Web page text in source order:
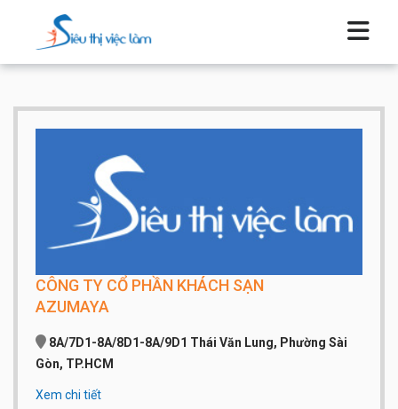
CÔNG TY CỔ PHẦN KHÁCH SẠN
AZUMAYA
8A/7D1-8A/8D1-8A/9D1 Thái Văn Lung, Phường Sài
Gòn, TP.HCM
Qui mô công ty:
Xem chi tiết